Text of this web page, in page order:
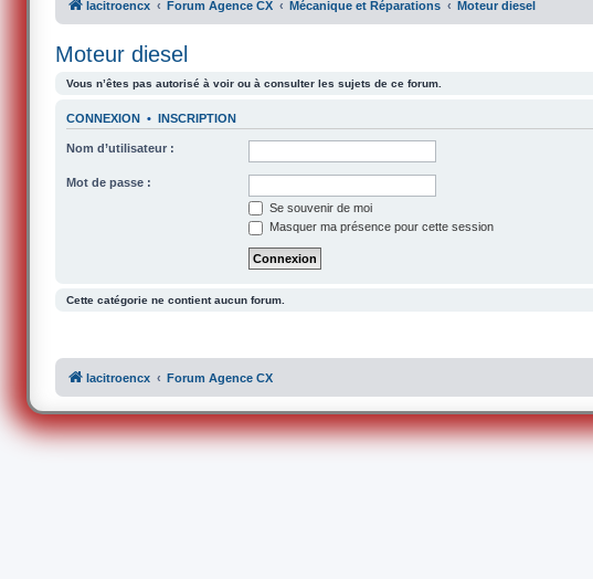
lacitroencx Forum Agence CX Mécanique et Réparations Moteur diesel
Moteur diesel
Vous n’êtes pas autorisé à voir ou à consulter les sujets de ce forum.
CONNEXION • INSCRIPTION
Nom d’utilisateur :
Mot de passe :
Se souvenir de moi
Masquer ma présence pour cette session
Cette catégorie ne contient aucun forum.
lacitroencx Forum Agence CX